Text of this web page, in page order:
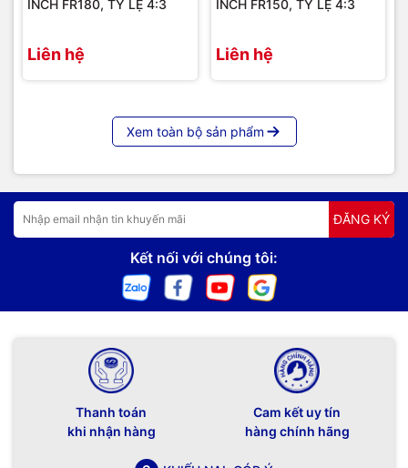
Màn chiếu khung trước sau Dalite tỷ lệ 4:3 sử dụng trong
thực tế
sản phẩm:
Hotline / Zalo: 091 259 9510 / 024 32001 334
avc.hanoi@gmail.com
Website:AVC.vn
INCH FR180, TỶ LỆ 4:3
Liên hệ
INCH FR150, TỶ LỆ 4:3
Liên hệ
Xem toàn bộ sản phẩm
ĐĂNG KÝ
Kết nối với chúng tôi:
Thanh toán
khi nhận hàng
Cam kết uy tín
hàng chính hãng